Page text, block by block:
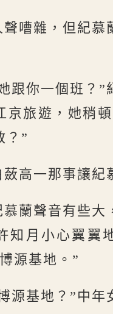
雜，但紀慕
你一個班？”
京旅遊，她稍
？”
一那事讓紀
聲音有些大
知月小心翼翼
源基地。”
基地？”中年